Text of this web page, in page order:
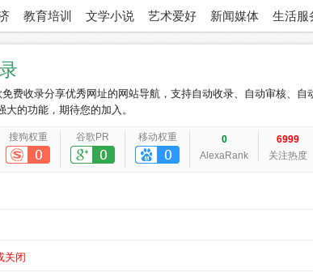
教育培训 文学小说 艺术爱好 新闻媒体 生活服
费收录分享优秀网址的网站导航，支持自动收录、自动审核、
的功能，期待您的加入。
搜狗权重 谷歌PR 移动权重
0
AlexaRank
6999
关注热度
关闭